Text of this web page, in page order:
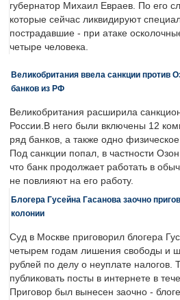
губернатор Михаил Евраев. По его
которые сейчас ликвидируют
пострадавшие - при атаке
четыре человека.
Великобритания ввела санкции против
банков из РФ
Великобритания расширила
России.В него были включены 12
ряд банков, а также одно
Под санкции попал, в частности
что банк продолжает работать в
не повлияют на его работу.
Блогера Гусейна Гасанова заочно
колонии
Суд в Москве приговорил блогера
четырем годам лишения свободы и
рублей по делу о неуплате налогов.
публиковать посты в интернете в
Приговор был вынесен заочно -